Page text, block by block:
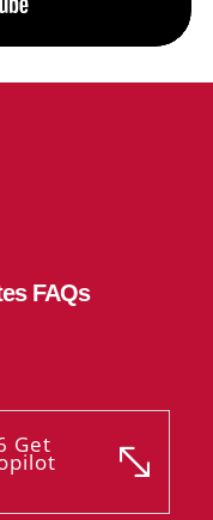
FAQs
Get